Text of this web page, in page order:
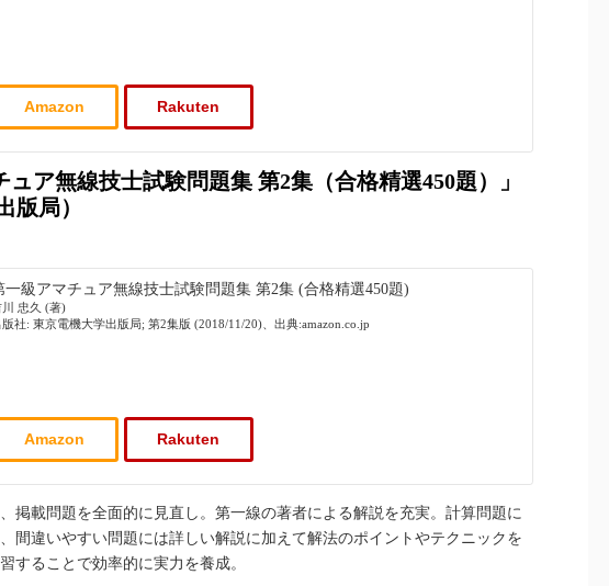
Amazon Rakuten
ュア無線技士試験問題集 第2集（合格精選450題）」
版局）
一級アマチュア無線技士試験問題集 第2集 (合格精選450題)
川 忠久 (著)
版社: 東京電機大学出版局; 第2集版 (2018/11/20)、出典:amazon.co.jp
Amazon Rakuten
掲載問題を全面的に見直し。第一線の著者による解説を充実。計算問題に
間違いやすい問題には詳しい解説に加えて解法のポイントやテクニックを
することで効率的に実力を養成。